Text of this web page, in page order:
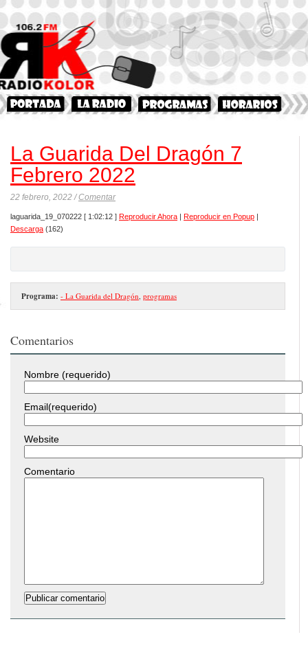
La Guarida Del Dragón 7
Febrero 2022
22 febrero, 2022 /Comentar
laguarida_19_070222 [ 1:02:12 ] Reproducir Ahora | Reproducir en Popup |
Descarga (162)
Programa: - La Guarida del Dragón, programas
Comentarios
Nombre (requerido)
Email(requerido)
Website
Comentario